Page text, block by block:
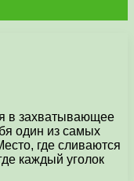
в захватывающее
один из самых
где сливаются
каждый уголок